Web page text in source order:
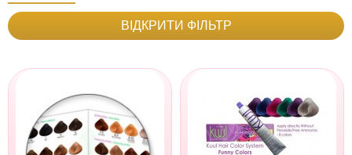
ВІДКРИТИ ФІЛЬТР